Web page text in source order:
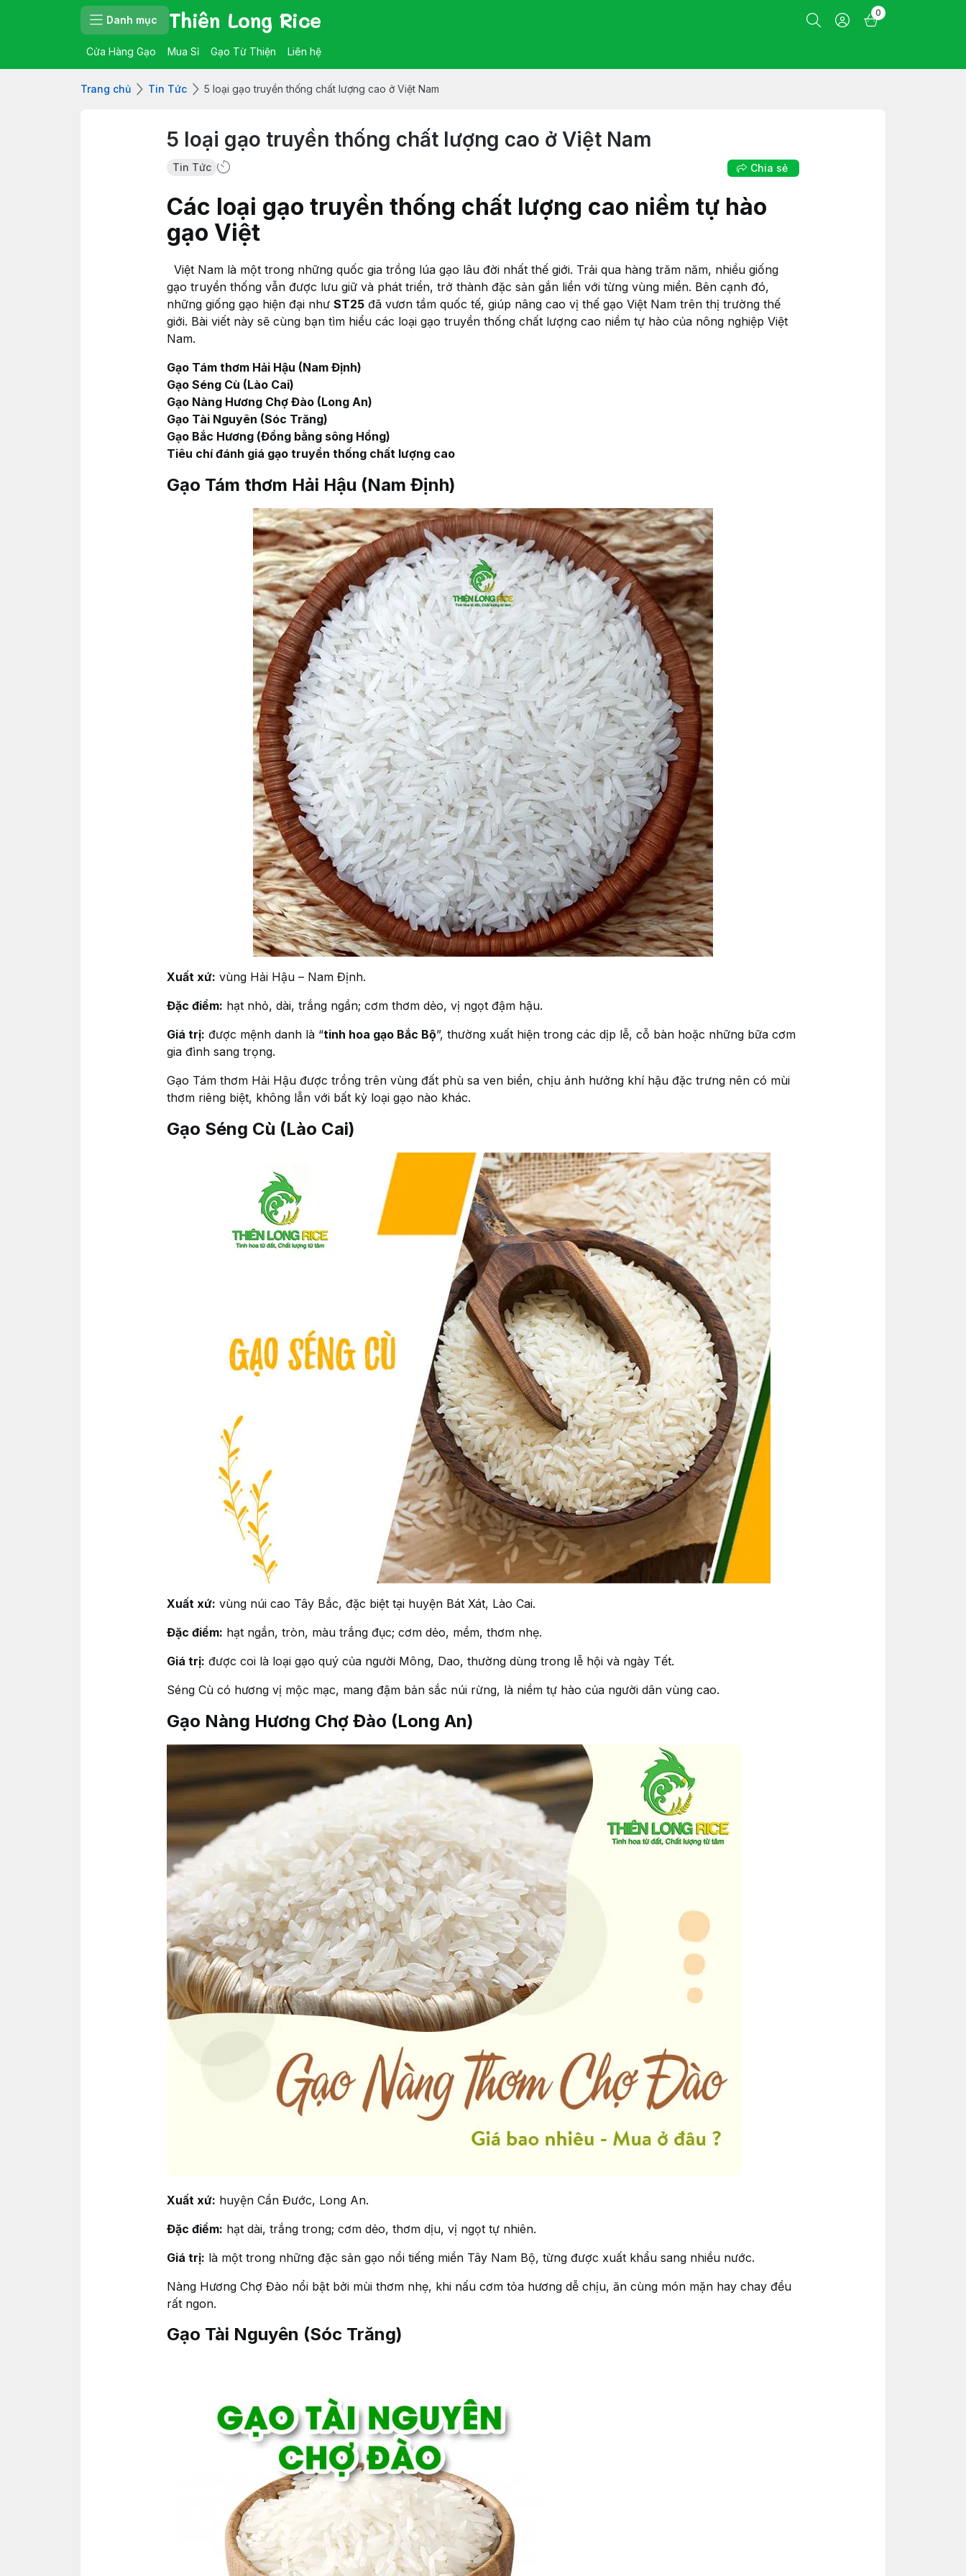
Danh mục Thiên Long Rice 0
Cửa Hàng Gạo Mua Sỉ Gạo Từ Thiện Liên hệ
Trang chủ Tin Tức 5 loại gạo truyền thống chất lượng cao ở Việt Nam
5 loại gạo truyền thống chất lượng cao ở Việt Nam
Tin Tức Chia sẻ
Các loại gạo truyền thống chất lượng cao niềm tự hào
gạo Việt
Việt Nam là một trong những quốc gia trồng lúa gạo lâu đời nhất thế giới. Trải qua hàng trăm năm, nhiều giống
gạo truyền thống vẫn được lưu giữ và phát triển, trở thành đặc sản gắn liền với từng vùng miền. Bên cạnh đó,
những giống gạo hiện đại như ST25 đã vươn tầm quốc tế, giúp nâng cao vị thế gạo Việt Nam trên thị trường thế
giới. Bài viết này sẽ cùng bạn tìm hiểu các loại gạo truyền thống chất lượng cao niềm tự hào của nông nghiệp Việt
Nam.
Gạo Tám thơm Hải Hậu (Nam Định)
Gạo Séng Cù (Lào Cai)
Gạo Nàng Hương Chợ Đào (Long An)
Gạo Tài Nguyên (Sóc Trăng)
Gạo Bắc Hương (Đồng bằng sông Hồng)
Tiêu chí đánh giá gạo truyền thống chất lượng cao
Gạo Tám thơm Hải Hậu (Nam Định)
Xuất xứ: vùng Hải Hậu – Nam Định.
Đặc điểm: hạt nhỏ, dài, trắng ngần; cơm thơm dẻo, vị ngọt đậm hậu.
Giá trị: được mệnh danh là “tinh hoa gạo Bắc Bộ”, thường xuất hiện trong các dịp lễ, cỗ bàn hoặc những bữa cơm
gia đình sang trọng.
Gạo Tám thơm Hải Hậu được trồng trên vùng đất phù sa ven biển, chịu ảnh hưởng khí hậu đặc trưng nên có mùi
thơm riêng biệt, không lẫn với bất kỳ loại gạo nào khác.
Gạo Séng Cù (Lào Cai)
Xuất xứ: vùng núi cao Tây Bắc, đặc biệt tại huyện Bát Xát, Lào Cai.
Đặc điểm: hạt ngắn, tròn, màu trắng đục; cơm dẻo, mềm, thơm nhẹ.
Giá trị: được coi là loại gạo quý của người Mông, Dao, thường dùng trong lễ hội và ngày Tết.
Séng Cù có hương vị mộc mạc, mang đậm bản sắc núi rừng, là niềm tự hào của người dân vùng cao.
Gạo Nàng Hương Chợ Đào (Long An)
Xuất xứ: huyện Cần Đước, Long An.
Đặc điểm: hạt dài, trắng trong; cơm dẻo, thơm dịu, vị ngọt tự nhiên.
Giá trị: là một trong những đặc sản gạo nổi tiếng miền Tây Nam Bộ, từng được xuất khẩu sang nhiều nước.
Nàng Hương Chợ Đào nổi bật bởi mùi thơm nhẹ, khi nấu cơm tỏa hương dễ chịu, ăn cùng món mặn hay chay đều
rất ngon.
Gạo Tài Nguyên (Sóc Trăng)